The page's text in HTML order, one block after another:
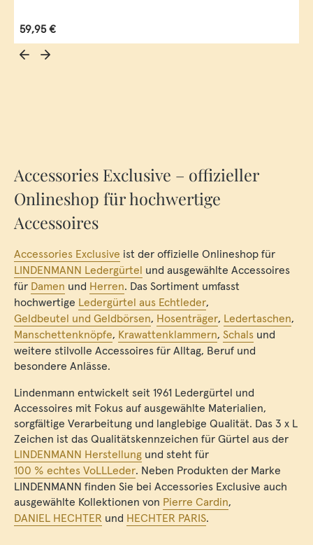
Regulärer Preis:
59,95 €
Accessories Exclusive – offizieller
Onlineshop für hochwertige
Accessoires
Accessories Exclusive ist der offizielle Onlineshop für
LINDENMANN Ledergürtel und ausgewählte Accessoires
für Damen und Herren. Das Sortiment umfasst
hochwertige Ledergürtel aus Echtleder,
Geldbeutel und Geldbörsen, Hosenträger, Ledertaschen,
Manschettenknöpfe, Krawattenklammern, Schals und
weitere stilvolle Accessoires für Alltag, Beruf und
besondere Anlässe.
Lindenmann entwickelt seit 1961 Ledergürtel und
Accessoires mit Fokus auf ausgewählte Materialien,
sorgfältige Verarbeitung und langlebige Qualität. Das 3 x L
Zeichen ist das Qualitätskennzeichen für Gürtel aus der
LINDENMANN Herstellung und steht für
100 % echtes VoLLLeder. Neben Produkten der Marke
LINDENMANN finden Sie bei Accessories Exclusive auch
ausgewählte Kollektionen von Pierre Cardin,
DANIEL HECHTER und HECHTER PARIS.